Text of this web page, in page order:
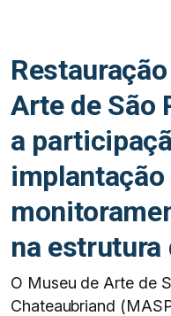
Arte de São
a
na
O Museu de Arte de
Chateaubriand